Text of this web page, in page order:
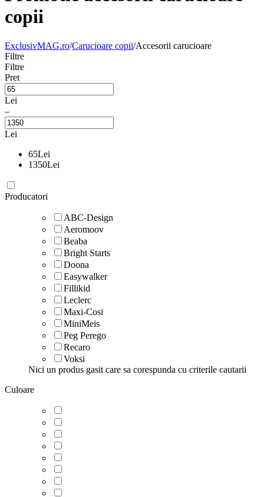
copii
ExclusivMAG.ro/Carucioare copii/Accesorii carucioare
Filtre
Filtre
Pret
Lei
–
Lei
65Lei
1350Lei
Producatori
ABC-Design
Aeromoov
Beaba
Bright Starts
Doona
Easywalker
Fillikid
Leclerc
Maxi-Cosi
MiniMeis
Peg Perego
Recaro
Voksi
Nici un produs gasit care sa corespunda cu criterile cautarii
Culoare